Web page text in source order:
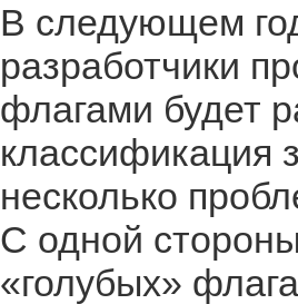
В следующем
разработчики
флагами будет
классификация
несколько
С одной
«голубых»